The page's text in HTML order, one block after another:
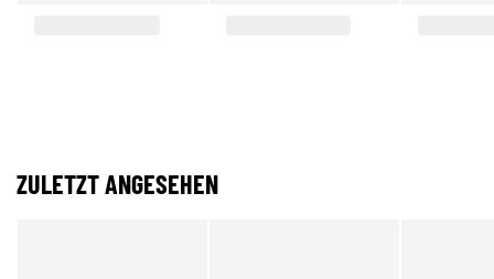
ZULETZT ANGESEHEN